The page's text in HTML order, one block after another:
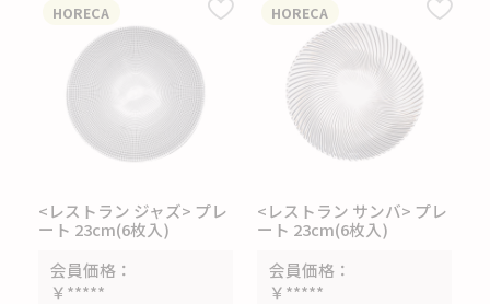
<レストラン ジャズ> プレ
ート 23cm(6枚入)
会員価格
￥*****
HORECA
<レストラン サンバ> プレ
ート 23cm(6枚入)
会員価格
￥*****
HORECA